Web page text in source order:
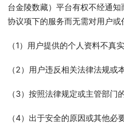
台金陵数藏）平台有权不经通
协议项下的服务而无需对用户
（1）用户提供的个人资料不真
（2）用户违反相关法律法规或
（3）按照法律规定或主管部门
（4）出于安全的原因或其他必